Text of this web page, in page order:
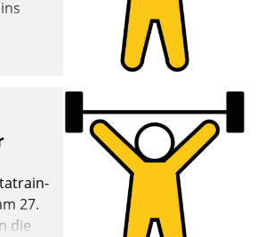
Wie
27.
die